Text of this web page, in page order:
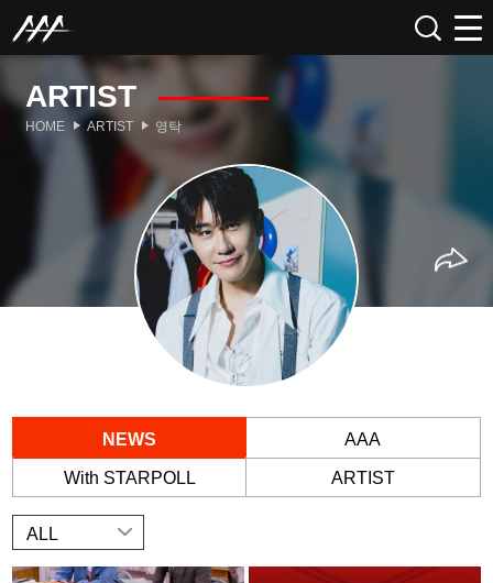
ARTIST
HOME ARTIST 영탁
NEWS AAA
With STARPOLL ARTIST
ALL